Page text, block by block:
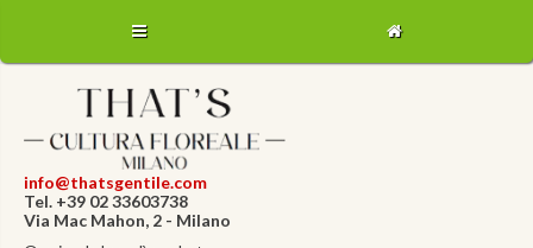
info@thatsgentile.com
Tel. +39 02 33603738
Via Mac Mahon, 2 - Milano